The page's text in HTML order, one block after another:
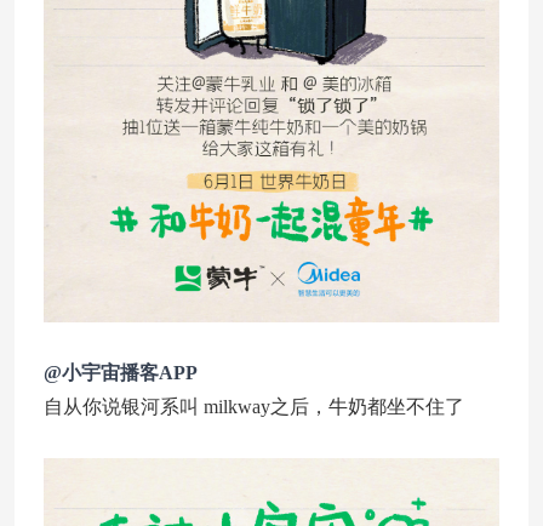
@小宇宙播客APP
自从你说银河系叫 milkway之后，牛奶都坐不住了